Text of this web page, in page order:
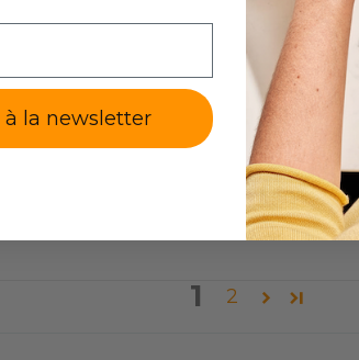
ne contient pas d’ingrédients
n°828/2014) garantissant un
l'omelette protéinée aux herbes de
accompagnée d'une boisson non sucrée.
avec une salade ou des légumes
ou tout autre type de régime
partir de la date de fabrication si
1 2
à la newsletter